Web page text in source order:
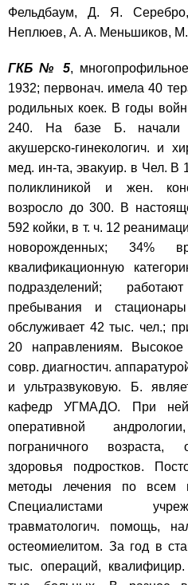
Фельдбаум, Д. Я.
Неплюев, А. А. Меньшиков,
ГКБ № 5,
1932; первонач. имела 40
родильных коек. В годы
240. На базе Б. начали
акушерско-гинекологич. и
мед. ин-та, эвакуир. в Чел.
поликлиникой и жен.
возросло до 300. В
592 койки, в т. ч. 12
новорожденных; 34%
квалификационную
подразделений;
пребывания и
обслуживает 42 тыс. чел.;
20 направлениям. Высокое
совр. диагностич.
и ультразвуковую. Б.
кафедр УГМАДО. При ней
оперативной
пограничного возраста,
здоровья подростков.
методы лечения по всем
Специалистами
травматологич. помощь,
остеомиелитом. За год в
тыс. операций,